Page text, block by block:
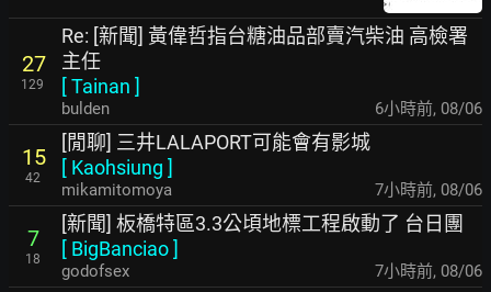
27
129
Re: [新聞] 黃偉哲指台糖油品部賣汽柴油 高檢署
主任
[Tainan ]
bulden 6小時前, 08/06
15
42
[閒聊] 三井LALAPORT可能會有影城
[ Kaohsiung ]
mikamitomoya 7小時前, 08/06
7
18
[新聞] 板橋特區3.3公頃地標工程啟動了 台日團
[ BigBanciao]
godofsex 7小時前, 08/06